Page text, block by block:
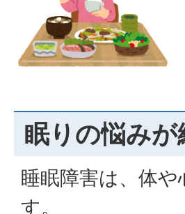
眠りの悩み
睡眠障害は、体
す。